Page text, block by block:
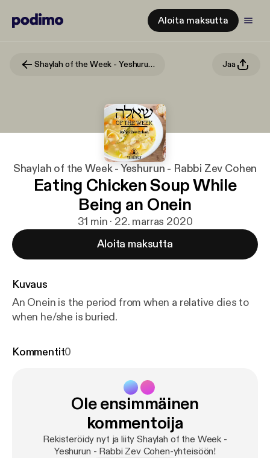
Aloita maksutta
Shaylah of the Week - Yeshurun - Rabbi Zev Cohen Jaa
Shaylah of the Week - Yeshurun - Rabbi Zev Cohen
Eating Chicken Soup While
Being an Onein
31 min · 22. marras 2020
Aloita maksutta
Kuvaus
An Onein is the period from when a relative dies to
when he/she is buried.
Kommentit0
Ole ensimmäinen
kommentoija
Rekisteröidy nyt ja liity Shaylah of the Week -
Yeshurun - Rabbi Zev Cohen-yhteisöön!